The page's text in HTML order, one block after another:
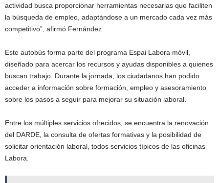
actividad busca proporcionar herramientas necesarias que faciliten
la búsqueda de empleo, adaptándose a un mercado cada vez más
competitivo”, afirmó Fernández.
Este autobús forma parte del programa Espai Labora móvil,
diseñado para acercar los recursos y ayudas disponibles a quienes
buscan trabajo. Durante la jornada, los ciudadanos han podido
acceder a información sobre formación, empleo y asesoramiento
sobre los pasos a seguir para mejorar su situación laboral.
Entre los múltiples servicios ofrecidos, se encuentra la renovación
del DARDE, la consulta de ofertas formativas y la posibilidad de
solicitar orientación laboral, todos servicios típicos de las oficinas
Labora.